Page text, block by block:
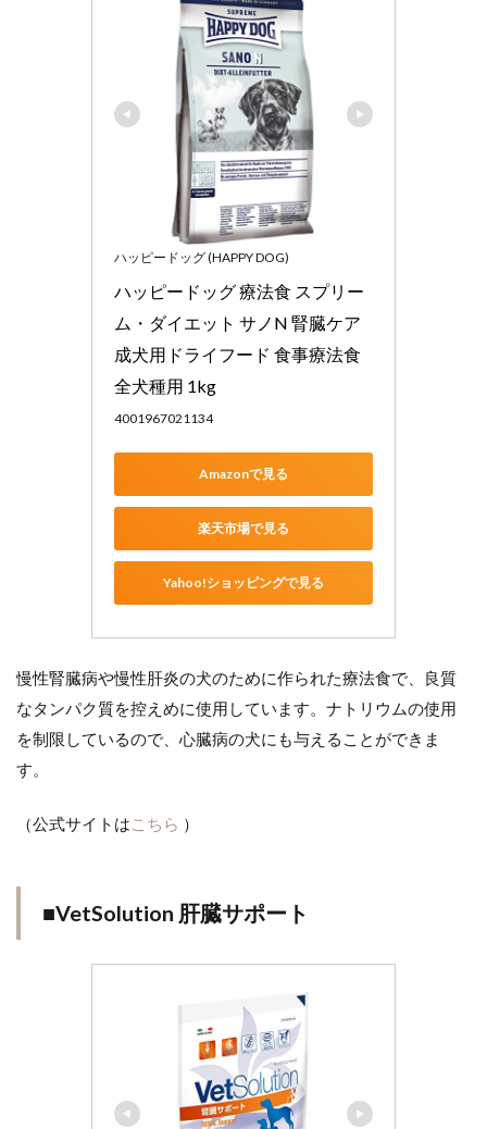
ハッピードッグ (HAPPY DOG)
ハッピードッグ 療法食 スプリー
ム・ダイエット サノN 腎臓ケア
成犬用ドライフード 食事療法食
全犬種用 1kg
4001967021134
Amazonで見る
楽天市場で見る
Yahoo!ショッピングで見る
慢性腎臓病や慢性肝炎の犬のために作られた療法食で、良質
なタンパク質を控えめに使用しています。ナトリウムの使用
を制限しているので、心臓病の犬にも与えることができま
す。
（公式サイトはこちら ）
■VetSolution 肝臓サポート